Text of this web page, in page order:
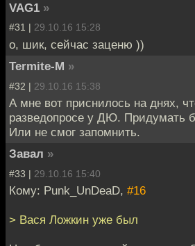
VAG1 »
#31 | 29.10.16 15:28
о, шик, сейчас заценю ))
Termite-M »
#32 | 29.10.16 15:38
А мне вот приснилось на днях,
разведопросе у ДЮ. Придумать
Или не смог запомнить.
Завал »
#33 | 29.10.16 15:40
Кому: Punk_UnDeaD, #16
> Вася Ложкин уже был